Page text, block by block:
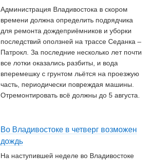
Администрация Владивостока в скором
времени должна определить подрядчика
для ремонта дождеприёмников и уборки
последствий оползней на трассе Седанка –
Патрокл. За последние несколько лет почти
все лотки оказались разбиты, и вода
вперемешку с грунтом льётся на проезжую
часть, периодически повреждая машины.
Отремонтировать всё должны до 5 августа.
Во Владивостоке в четверг возможен
дождь
На наступившей неделе во Владивостоке